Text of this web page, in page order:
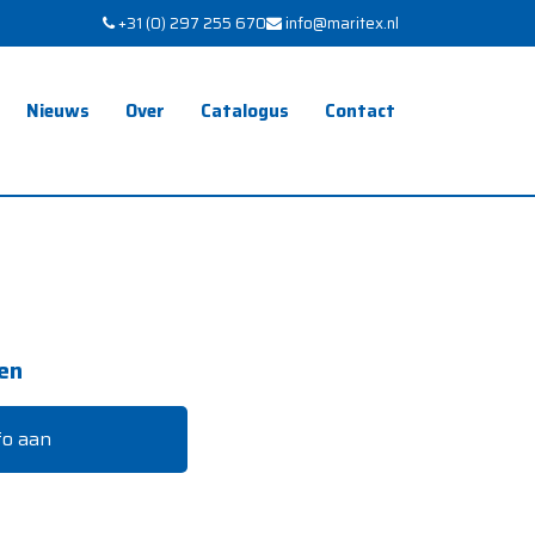
+31 (0) 297 255 670 info@maritex.nl
Nieuws Over Catalogus Contact
aan